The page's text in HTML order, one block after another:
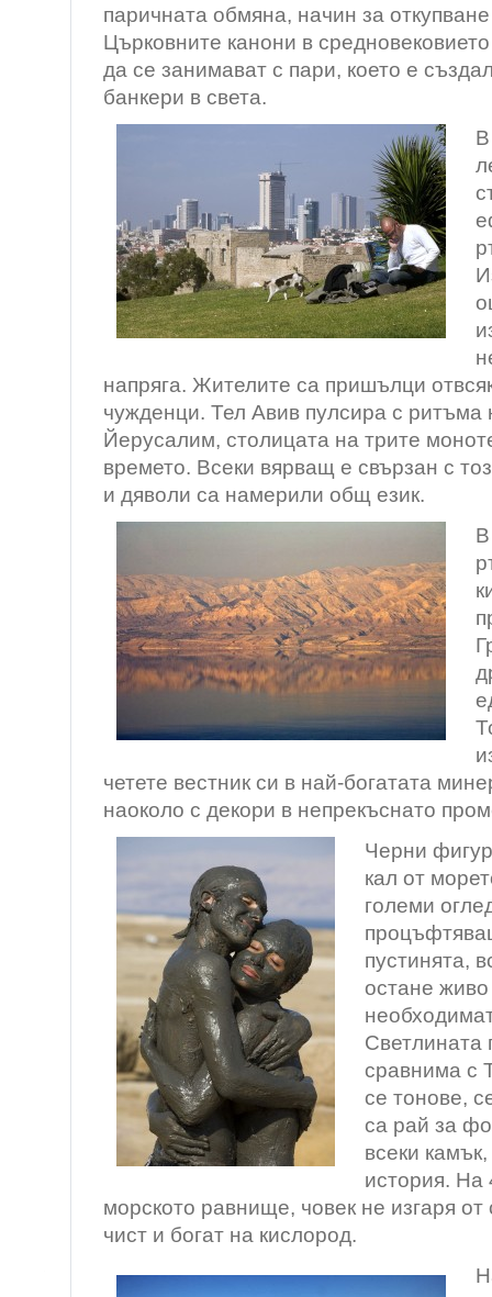
паричната обмяна, начин за
Църковните канони в
да се занимават с пари, което е
банкери в света.
напряга. Жителите са пришълци
чужденци. Тел Авив пулсира с
Йерусалим, столицата на трите
времето. Всеки вярващ е свързан с
и дяволи са намерили общ език.
четете вестник си в най-богатата
наоколо с декори в непрекъснато
Черни
кал от
големи
пустинята,
остане
Светлината
сравнима с
се тонове,
са рай за
всеки
история. На
морското равнище, човек не изгаря от
чист и богат на кислород.